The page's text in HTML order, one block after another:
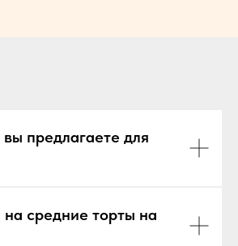
предлагаете для
средние торты на